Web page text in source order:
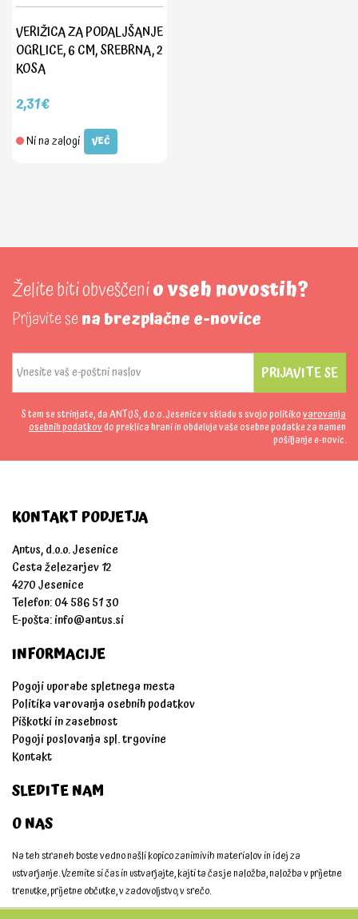
VERIŽICA ZA PODALJŠANJE
OGRLICE, 6 CM, SREBRNA, 2
KOSA
2,31€
Ni na zalogi VEČ
Želite biti obveščenio vseh novostih?
Prijavite sena brezplačne e-novice
PRIJAVITE SE
S tem se strinjate, da ANTUS, d.o.o. Jesenice v skladu s svojo politikovarovanja
osebnih podatkovdo preklica hrani in obdeluje vaše osebne podatke za namen
pošiljanje e-novic.
KONTAKT PODJETJA
Antus, d.o.o. Jesenice
Cesta železarjev 12
4270 Jesenice
Telefon: 04 586 51 30
E-pošta:info@antus.si
INFORMACIJE
Pogoji uporabe spletnega mesta
Politika varovanja osebnih podatkov
Piškotki in zasebnost
Pogoji poslovanja spl. trgovine
Kontakt
SLEDITE NAM
O NAS
Na teh straneh boste vedno našli kopico zanimivih materialov in idej za
ustvarjanje. Vzemite si čas in ustvarjajte, kajti ta čas je naložba, naložba v prijetne
trenutke, prijetne občutke, v zadovoljstvo, v srečo.